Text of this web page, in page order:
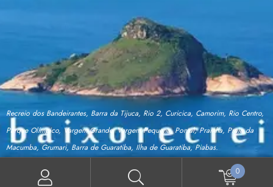
Recreio dos Bandeirantes, Barra da Tijuca, Rio 2, Curicica, Camorim, Rio Centro,
Parque Olímpico, Vargem Grande, Vargem Pequena, Pontal, Prainha, Praia da
Macumba, Grumari, Barra de Guaratiba, Ilha de Guaratiba, Piabas.
0